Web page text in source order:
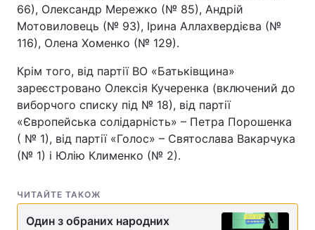
66), Олександр Мережко (№ 85), Андрій
Мотовиловець (№ 93), Ірина Аллахвердієва (№
116), Олена Хоменко (№ 129).
Крім того, від партії ВО «Батьківщина»
зареєстровано Олексія Кучеренка (включений до
виборчого списку під № 18), від партії
«Європейська солідарність» – Петра Порошенка
( № 1), від партії «Голос» – Святослава Вакарчука
(№ 1) і Юлію Клименко (№ 2).
ЧИТАЙТЕ ТАКОЖ
Один з обраних народних